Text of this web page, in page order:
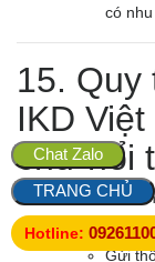
có nhu
15. Quy
IKD
chữ nổi
Để bạn dễ hình
Liên hệ
Gửi
Hotline:
Chat Zalo
TRANG CHỦ